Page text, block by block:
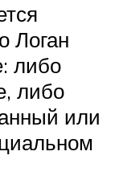
Логан
либо
либо
или